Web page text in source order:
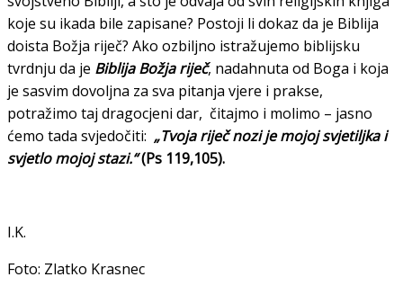
koje su ikada bile zapisane? Postoji li dokaz da je Biblija
doista Božja riječ? Ako ozbiljno istražujemo biblijsku
tvrdnju da je Biblija Božja riječ, nadahnuta od Boga i koja
je sasvim dovoljna za sva pitanja vjere i prakse,
potražimo taj dragocjeni dar, čitajmo i molimo – jasno
ćemo tada svjedočiti: „Tvoja riječ nozi je mojoj svjetiljka i
svjetlo mojoj stazi.“(Ps 119,105).
I.K.
Foto: Zlatko Krasnec